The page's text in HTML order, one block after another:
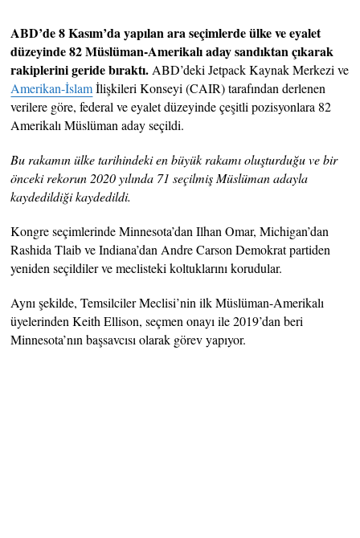
ABD’de 8 Kasım’da yapılan ara seçimlerde ülke ve eyalet
düzeyinde 82 Müslüman-Amerikalı aday sandıktan çıkarak
rakiplerini geride bıraktı. ABD’deki Jetpack Kaynak Merkezi ve
Amerikan-İslamİlişkileri Konseyi (CAIR) tarafından derlenen
verilere göre, federal ve eyalet düzeyinde çeşitli pozisyonlara 82
Amerikalı Müslüman aday seçildi.
Bu rakamın ülke tarihindeki en büyük rakamı oluşturduğu ve bir
önceki rekorun 2020 yılında 71 seçilmiş Müslüman adayla
kaydedildiği kaydedildi.
Kongre seçimlerinde Minnesota’dan Ilhan Omar, Michigan’dan
Rashida Tlaib ve Indiana’dan Andre Carson Demokrat partiden
yeniden seçildiler ve meclisteki koltuklarını korudular.
Aynı şekilde, Temsilciler Meclisi’nin ilk Müslüman-Amerikalı
üyelerinden Keith Ellison, seçmen onayı ile 2019’dan beri
Minnesota’nın başsavcısı olarak görev yapıyor.